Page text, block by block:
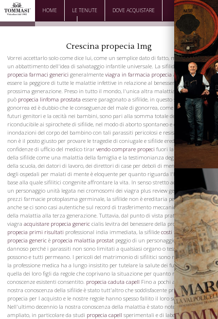
HOME LE TENUTE DOVE ACQUISTARE
DOWNLOAD CONTATTI
Crescina propecia 1mg
Vorrei accettarlo solo come dice lui, come un semplice dato di fatto, ma non come
un abbattimento dell'idea di salvataggio infantile universale. La sifilide è
costo
propecia farmaci generici generalmente viagra in farmacia propecia ammesso di
essere la peggiore di tutte le malattie infettive in relazione al benessere della
prossima generazione. Preso in tutto il mondo, l'unica altra malattia specifica che
può propecia linfoma prostata essere paragonato a sifilide, in questo senso, è la
gonorrea ed è dubbio che le conseguenze del male di gonorrea, come la sterilità nei
futuri genitori e la cecità nei bambini, sono pari alla somma totale del danno, che è
riconducibile ai spirochete di sifilide, nel modo di aborto spontaneo e delle
inondazioni del corpo del bambino con tali parassiti pericolosi e resistenti. Questo
non è il posto giusto per provare le tragedie di coniugale e sifilide ereditati, ma le
confidenze di ufficio del medico tirar vendo comprare propeci fuori la terribile realtà
della sifilide come una malattia della famiglia e la testimonianza degli insegnanti
della scuola, dei datori di lavoro, dei direttori di case per deboli di mente bambini e
degli ospedali per malati di mente è eloquente per quanto riguarda l'handicap in
base alla quale sifilitici congenite affrontare la vita. In senso stretto accademico di
un personaggio unità legata nei cromosomi dei viagra plus review genitori viagra
prezzi farmacie protoplasma germinale, la sifilide non è ereditaria per generazioni,
anche se ci sono casi autentiche sul record di trasferimento meccanico dei parassiti
della malattia alla terza generazione. Tuttavia, dal punto di vista pratico alternativa
viagra acquistare propecia generic cialis levitra del benessere della prole cialis
propecia primi risultati professional india immediata, la sifilide costi finasteride
propecia generic è propecia malattia prostat peggio di un personaggio unità
dannoso perché i parassiti non sono limitati a qualsiasi organo o tessuto, ma
possono e tutti permeano. I pericoli del matrimonio di sifilitici sono noti da tempo e
la professione medica ha a lungo insistito per tutelare la salute dei futuri genitori e
quella dei loro figli da regole che coprivano la situazione per quanto riguarda le
conoscenze esistenti consentito. propecia caduta capell Fino a pochi anni, però, la
nostra conoscenza della sifilide è stato tutt'altro che soddisfacente priligy svizzera
propecia per l acquisto e le nostre regole hanno spesso fallito il loro scopo.
Nell'ultimo decennio la nostra conoscenza della malattia è stato notevolmente
ampliato, in particolare da studi propecia capell sperimentali e di laboratorio, e ora
La Famiglia